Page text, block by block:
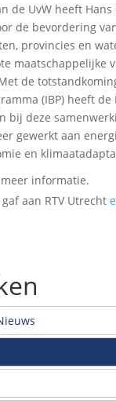
de UvW heeft Hans
de bevordering
provincies en
maatschappelijke
de
(IBP) heeft de
bij deze
gewerkt aan
en
informatie.
aan RTV Utrecht